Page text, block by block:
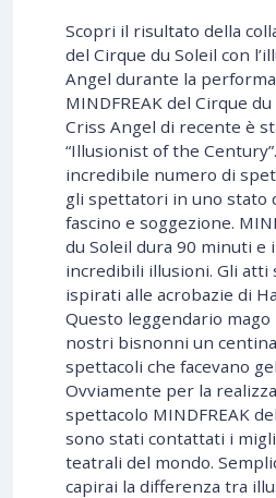
Scopri il risultato della
del Cirque du Soleil con
Angel durante la
MINDFREAK del Cirque du
Criss Angel di recente è
“Illusionist of the
incredibile numero di
gli spettatori in uno stato
fascino e soggezione.
du Soleil dura 90 minuti e
incredibili illusioni. Gli atti
ispirati alle acrobazie di
Questo leggendario
nostri bisnonni un
spettacoli che facevano
Ovviamente per la
spettacolo MINDFREAK
sono stati contattati i
teatrali del mondo.
capirai la differenza tra